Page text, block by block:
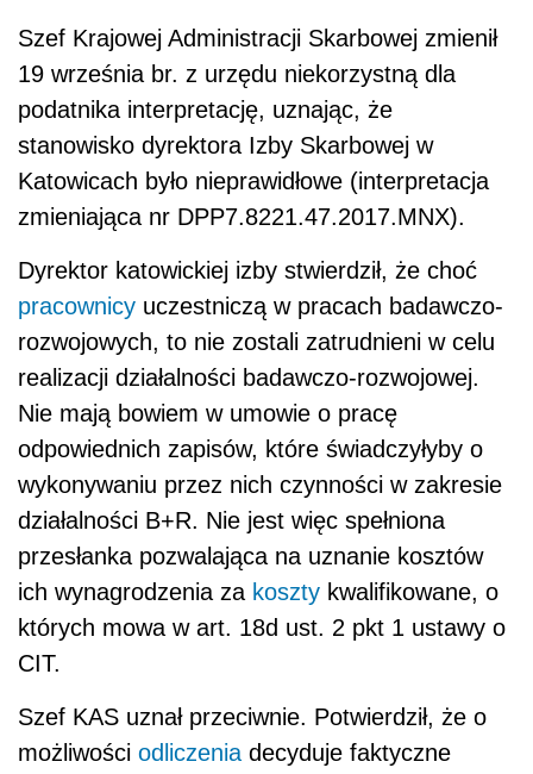
Szef Krajowej Administracji Skarbowej zmienił
19 września br. z urzędu niekorzystną dla
podatnika interpretację, uznając, że
stanowisko dyrektora Izby Skarbowej w
Katowicach było nieprawidłowe (interpretacja
zmieniająca nr DPP7.8221.47.2017.MNX).
Dyrektor katowickiej izby stwierdził, że choć
pracownicy uczestniczą w pracach badawczo-
rozwojowych, to nie zostali zatrudnieni w celu
realizacji działalności badawczo-rozwojowej.
Nie mają bowiem w umowie o pracę
odpowiednich zapisów, które świadczyłyby o
wykonywaniu przez nich czynności w zakresie
działalności B+R. Nie jest więc spełniona
przesłanka pozwalająca na uznanie kosztów
ich wynagrodzenia za koszty kwalifikowane, o
których mowa w art. 18d ust. 2 pkt 1 ustawy o
CIT.
Szef KAS uznał przeciwnie. Potwierdził, że o
możliwości odliczenia decyduje faktyczne